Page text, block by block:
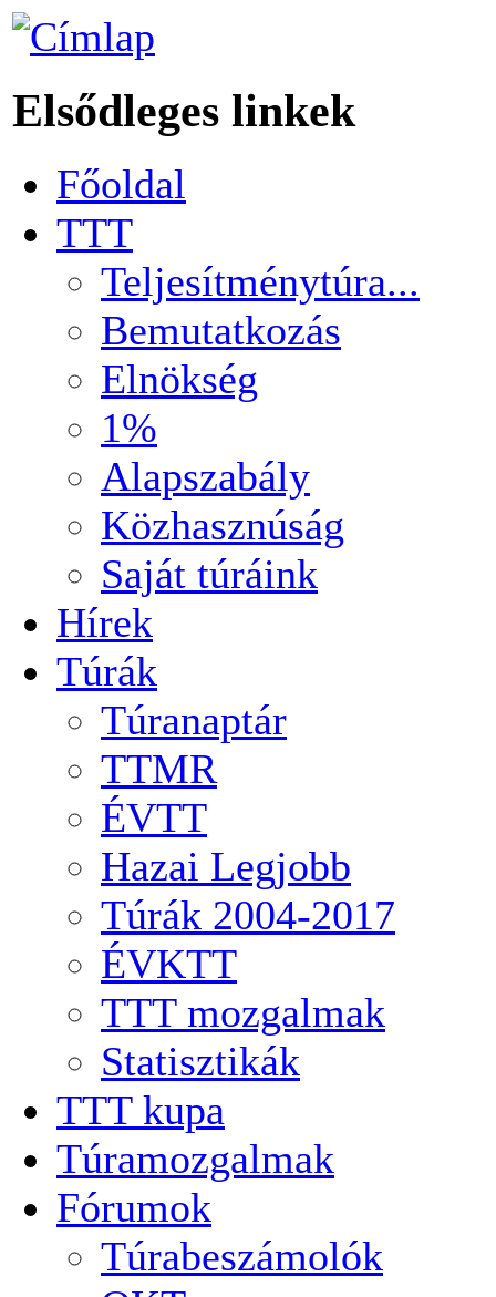
Elsődleges linkek
Főoldal
TTT
Teljesítménytúra...
Bemutatkozás
Elnökség
1%
Alapszabály
Közhasznúság
Saját túráink
Hírek
Túrák
Túranaptár
TTMR
ÉVTT
Hazai Legjobb
Túrák 2004-2017
ÉVKTT
TTT mozgalmak
Statisztikák
TTT kupa
Túramozgalmak
Fórumok
Túrabeszámolók